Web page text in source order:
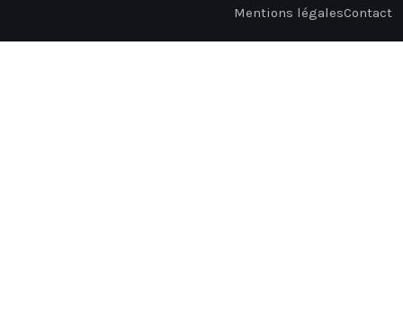
Mentions légalesContact